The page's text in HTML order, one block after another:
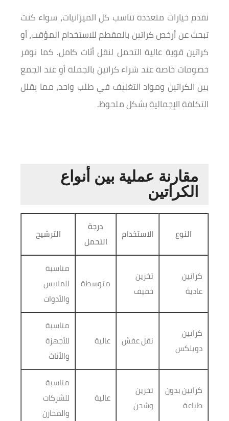
نقدم خيارات متعددة تناسب كل الميزانيات، سواء كنت
تبحث عن أرخص كراتين بالمقطم للاستخدام المؤقت، أو
كراتين قوية عالية التحمل لنقل أثاث كامل. كما نوفر
خصومات خاصة عند شراء كراتين بالجملة أو عند الجمع
بين الكراتين ومواد التغليف في طلب واحد، مما يقلل
التكلفة الإجمالية بشكل ملحوظ.
مقارنة عملية بين أنواع
الكراتين
النوع الاستخدام
درجة
التحمل
الترشيح
كراتين
عادية
تخزين
خفيف
متوسطة
مناسبة
للملابس
والأدوات
كراتين
دوبلكس
نقل عفش عالية
مناسبة
للأجهزة
والأثاث
كراتين بدون
طباعة
تخزين
وشحن
عالية
مناسبة
للشركات
والمخازن